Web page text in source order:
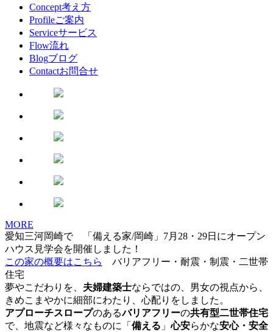
Concept考え方
Profileご案内
Serviceサービス
Flow流れ
Blogブログ
Contactお問合せ
MORE
愛知三河岡崎で 「備える家/岡崎」7月28・29日にオープン
ハウス見学会を開催しました！
この家の概要はこちら
バリアフリー・耐震・制震・二世帯
住宅
夢やこだわりを、 夫婦建築士ならではの、男女の視点から、
きめこまやかに細部にわたり、心配りをしました。
アプローチスロープのあるバリアフリーの共有型二世帯住宅
で、地震など様々なものに「 備える 」心安らかな安心・安全